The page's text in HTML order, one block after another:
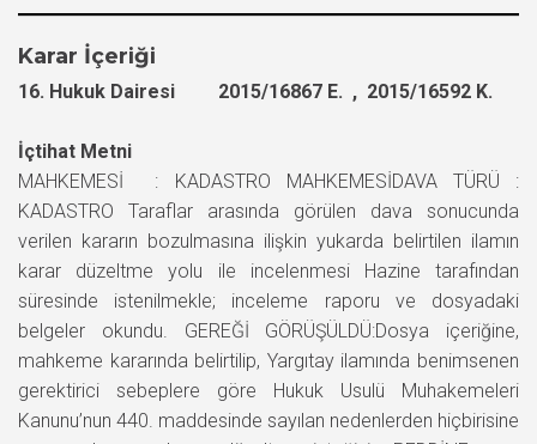
Karar İçeriği
16. Hukuk Dairesi 2015/16867 E. , 2015/16592 K.
İçtihat Metni
MAHKEMESİ : KADASTRO MAHKEMESİDAVA TÜRÜ :
KADASTRO Taraflar arasında görülen dava sonucunda
verilen kararın bozulmasına ilişkin yukarda belirtilen ilamın
karar düzeltme yolu ile incelenmesi Hazine tarafından
süresinde istenilmekle; inceleme raporu ve dosyadaki
belgeler okundu. GEREĞİ GÖRÜŞÜLDÜ:Dosya içeriğine,
mahkeme kararında belirtilip, Yargıtay ilamında benimsenen
gerektirici sebeplere göre Hukuk Usulü Muhakemeleri
Kanunu’nun 440. maddesinde sayılan nedenlerden hiçbirisine